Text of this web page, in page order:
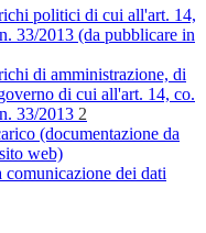
politici di cui all'art. 14,
33/2013 (da pubblicare in
di amministrazione, di
di cui all'art. 14, co.
33/2013 2
(documentazione da
web)
comunicazione dei dati